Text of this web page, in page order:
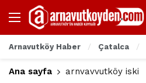
Arnavutköy Haber Çatalca
Ana sayfa arnvavvutköy iski